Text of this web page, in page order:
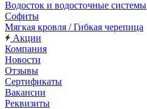
Водосток и водосточные системы
Софиты
Мягкая кровля / Гибкая черепица
Акции
Компания
Новости
Отзывы
Сертификаты
Вакансии
Реквизиты